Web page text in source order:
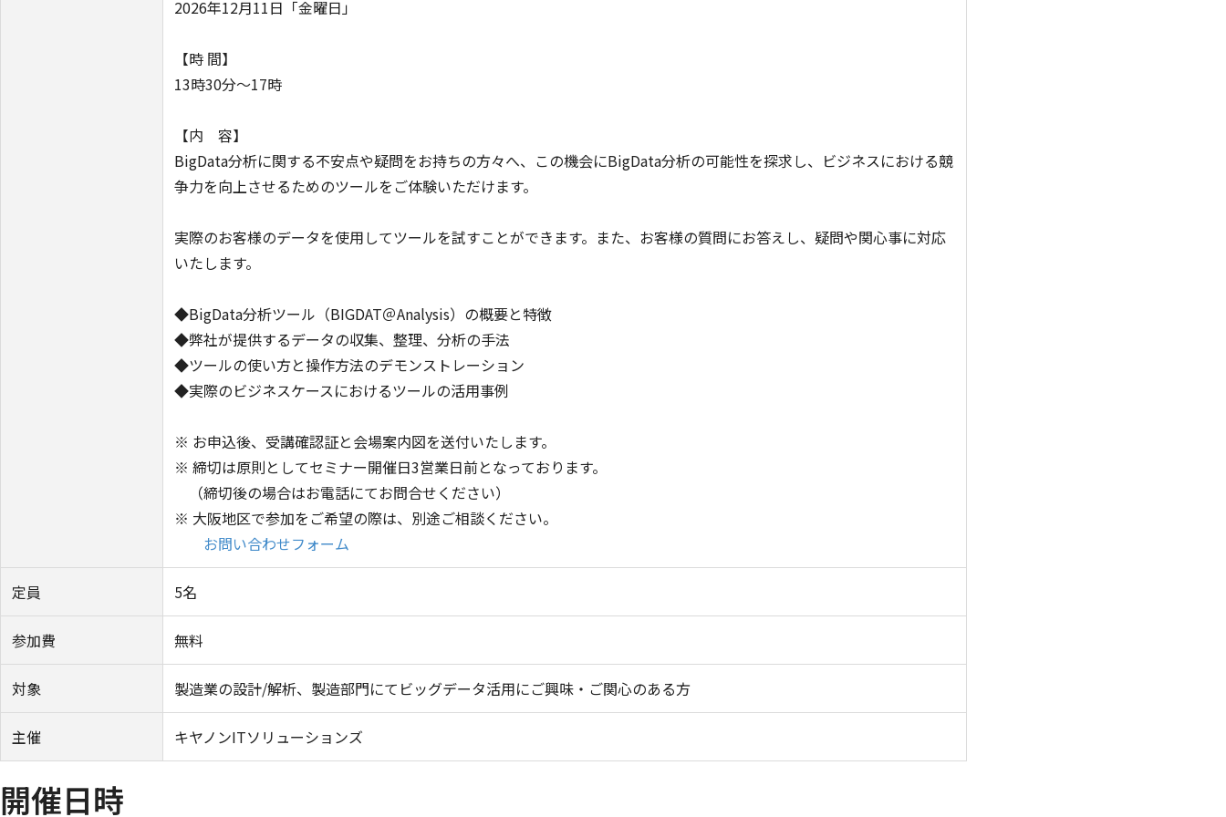
2026年12月11日「金曜日」
【時 間】
13時30分～17時
【内 容】
BigData分析に関する不安点や疑問をお持ちの方々へ、この機会にBigData分析の可能性を探求し、ビジネスにおける競
争力を向上させるためのツールをご体験いただけます。
実際のお客様のデータを使用してツールを試すことができます。また、お客様の質問にお答えし、疑問や関心事に対応
いたします。
◆BigData分析ツール（BIGDAT＠Analysis）の概要と特徴
◆弊社が提供するデータの収集、整理、分析の手法
◆ツールの使い方と操作方法のデモンストレーション
◆実際のビジネスケースにおけるツールの活用事例
※ お申込後、受講確認証と会場案内図を送付いたします。
※ 締切は原則としてセミナー開催日3営業日前となっております。
（締切後の場合はお電話にてお問合せください）
※ 大阪地区で参加をご希望の際は、別途ご相談ください。
お問い合わせフォーム
定員 5名
参加費 無料
対象 製造業の設計/解析、製造部門にてビッグデータ活用にご興味・ご関心のある方
主催 キヤノンITソリューションズ
開催日時